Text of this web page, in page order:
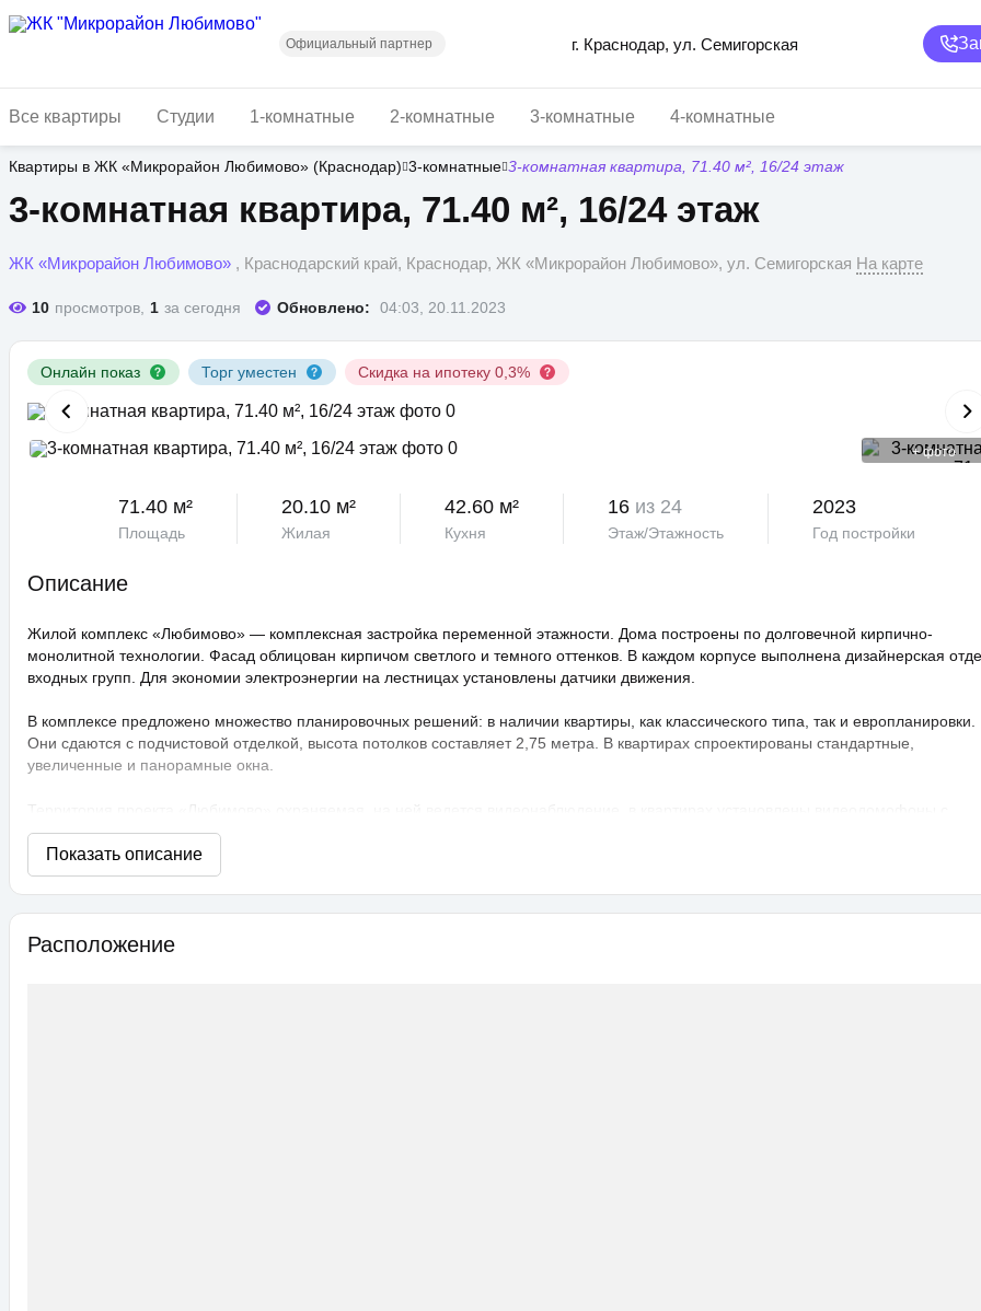
Официальный партнер г. Краснодар, ул. Семигорская
Все квартиры Студии 1-комнатные 2-комнатные 3-комнатные 4-комнатные
Квартиры в ЖК «Микрорайон Любимово» (Краснодар) 3-комнатные 3-комнатная квартира, 71.40 м², 16/24 этаж
3-комнатная квартира, 71.40 м², 16/24 этаж
ЖК «Микрорайон Любимово» , Краснодарский край, Краснодар, ЖК «Микрорайон Любимово», ул. Семигорская На карте
10 просмотров, 1 за сегодня Обновлено: 04:03, 20.11.2023
Онлайн показ Торг уместен Скидка на ипотеку 0,3%
+ фото
71.40 м²
Площадь
20.10 м²
Жилая
42.60 м²
Кухня
16 из 24
Этаж/Этажность
2023
Год постройки
Описание
Жилой комплекс «Любимово» — комплексная застройка переменной этажности. Дома построены по долговечной кирпично-
монолитной технологии. Фасад облицован кирпичом светлого и темного оттенков. В каждом корпусе выполнена дизайнерская
входных групп. Для экономии электроэнергии на лестницах установлены датчики движения.
В комплексе предложено множество планировочных решений: в наличии квартиры, как классического типа, так и европланировки.
Они сдаются с подчистовой отделкой, высота потолков составляет 2,75 метра. В квартирах спроектированы стандартные,
увеличенные и панорамные окна.
распознаванием лиц и управлением через приложение. Придомовая территория благоустроена, на ней проведено озеленение по
технологии сезонного цветения, выполнен многоуровневый ландшафтный дизайн. Во дворе расположены детские и спортивные
площадки, профессиональные площадки для групповых видов спорта, зоны отдыха с беседками, спроектирован бульвар и
прогулочные аллеи, а также школа и 3 детских сада. Для автовладельцев предусмотрен крытый и гостевой паркинг.
ЖК «Любимово» находится в районе «Губернский». Внешняя инфраструктура развита, в пешей доступности: школа, детский сад,
Расположение